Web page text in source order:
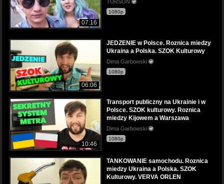
07:16
TURSON
1080p
06:06
JEDZENIE w Polsce. Roznica miedzy
Ukraina a Polska. SZOK Kulturowy
Dima Garbowski
1080p
10:46
Transport publiczny na Ukrainie i w
Polsce. SZOK kulturowy. Roznica
miedzy Kijowem a Warszawa
Dima Garbowski
1080p
TANKOWANIE samochodu. Roznica
miedzy Ukraina a Polska. SZOK
Kulturowy. VERVA ORLEN